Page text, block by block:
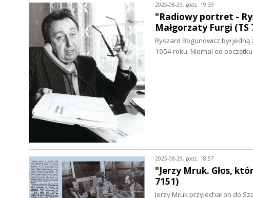
2025-08-29, godz. 19:39
"Radiowy portret -
Małgorzaty Furgi (TS
Ryszard Bogunowicz był
1954 roku. Niemal od
2025-08-29, godz. 18:57
"Jerzy Mruk. Głos,
7151)
Jerzy Mruk przyjechał on do